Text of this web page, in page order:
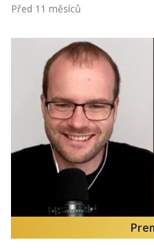
Před 11 měsíců